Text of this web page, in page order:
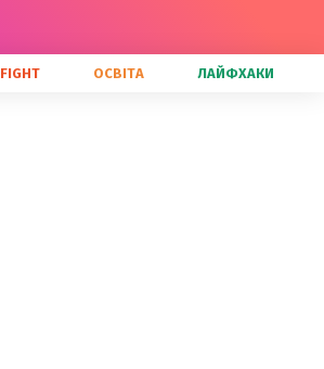
FIGHT ОСВІТА ЛАЙФХАКИ